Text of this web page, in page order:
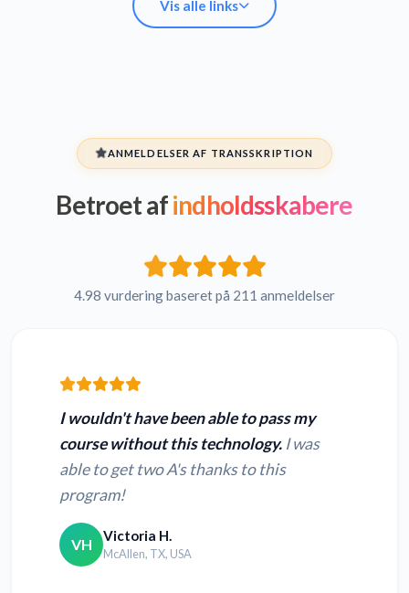
Vis alle links
Hebraisk QT til tekst Persisk QT til tekst
Fransk QT til tekst Russisk QT til tekst
Konvertér MP4 til
tekst
Konvertér TS til
ANMELDELSER AF TRANSSKRIPTION
Betroet afindholdsskabere
4.98 vurdering baseret på 211 anmeldelser
I wouldn't have been able to pass my
course without this technology. I was
able to get two A's thanks to this
program!
VH Victoria H.
McAllen, TX, USA